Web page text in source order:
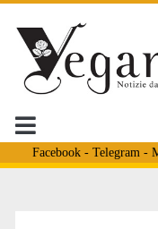
Facebook- Telegram -